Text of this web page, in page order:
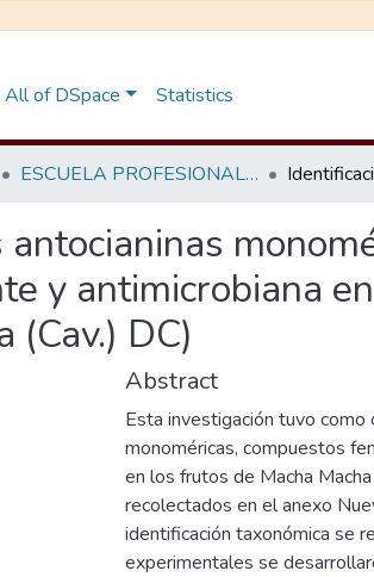
All of DSpace Statistics
ESCUELA PROFESIONAL DE INGENIERÍA EN INDUSTRIAS ALIMENTARIAS
y antimicrobiana
DC)
Abstract
Esta investigación tuvo
monoméricas, compuestos
en los frutos de Macha
recolectados en el anexo
identificación taxonómica se
experimentales se